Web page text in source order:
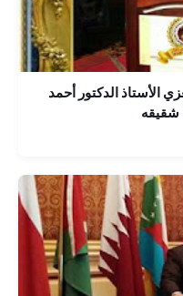
الأستاذ الدكتور أحمد
شقيقه